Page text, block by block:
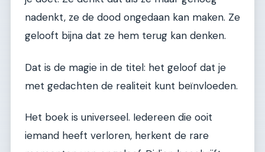
nadenkt, ze de dood ongedaan kan maken. Ze
gelooft bijna dat ze hem terug kan denken.
Dat is de magie in de titel: het geloof dat je
met gedachten de realiteit kunt beïnvloeden.
Het boek is universeel. Iedereen die ooit
iemand heeft verloren, herkent de rare